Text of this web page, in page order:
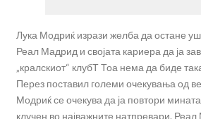
Лука Модриќ изрази желба да остане
Реал Мадрид и својата кариера да ја
„кралскиот“ клубТ Тоа нема да биде
Перез поставил големи очекувања од
Модриќ се очекува да ја повтори
клучен во најважните натпревари.